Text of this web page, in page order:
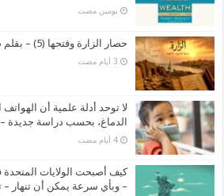
‏يومين مضت
حصار الزارة وفتحها (5) – بقلم صادق علي القطري
لا توحد أدلة علمية أن
الدماغ، بحسب دراسة جديدة
‏4 أيام مضت
كيف أصبحت الولايات
– وبأي سرعة يمكن أن تنهار